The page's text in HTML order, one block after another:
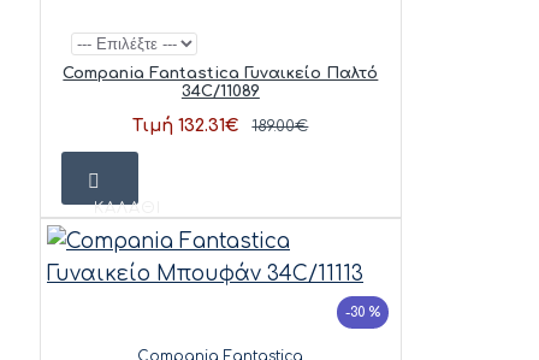
Compania Fantastica Γυναικείο Παλτό
34C/11089
Τιμή 132.31€ 189.00€
ΚΑΛΆΘΙ
-30 %
Compania Fantastica